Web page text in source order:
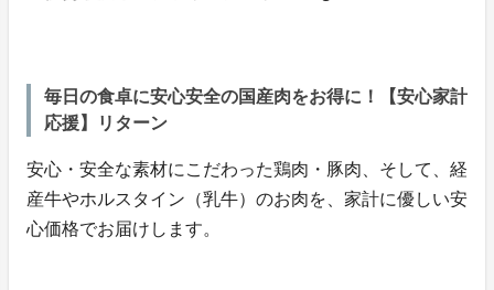
毎日の食卓に安心安全の国産肉をお得に！【安心家計
応援】リターン
安心・安全な素材にこだわった鶏肉・豚肉、そして、経
産牛やホルスタイン（乳牛）のお肉を、家計に優しい安
心価格でお届けします。